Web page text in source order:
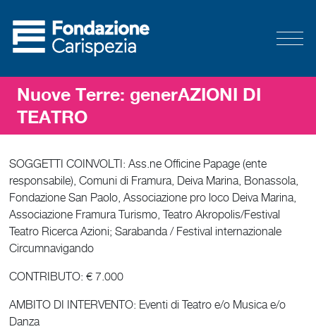
Nuove Terre: generAZIONI DI
TEATRO
SOGGETTI COINVOLTI: Ass.ne Officine Papage (ente
responsabile), Comuni di Framura, Deiva Marina, Bonassola,
Fondazione San Paolo, Associazione pro loco Deiva Marina,
Associazione Framura Turismo, Teatro Akropolis/Festival
Teatro Ricerca Azioni; Sarabanda / Festival internazionale
Circumnavigando
CONTRIBUTO: € 7.000
AMBITO DI INTERVENTO: Eventi di Teatro e/o Musica e/o
Danza